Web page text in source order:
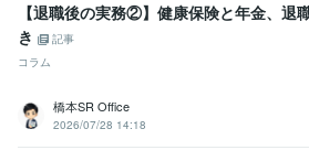
【退職後の実務②】健康保険と年金、退
き
記事
コラム
橋本SR Office
2026/07/28 14:18